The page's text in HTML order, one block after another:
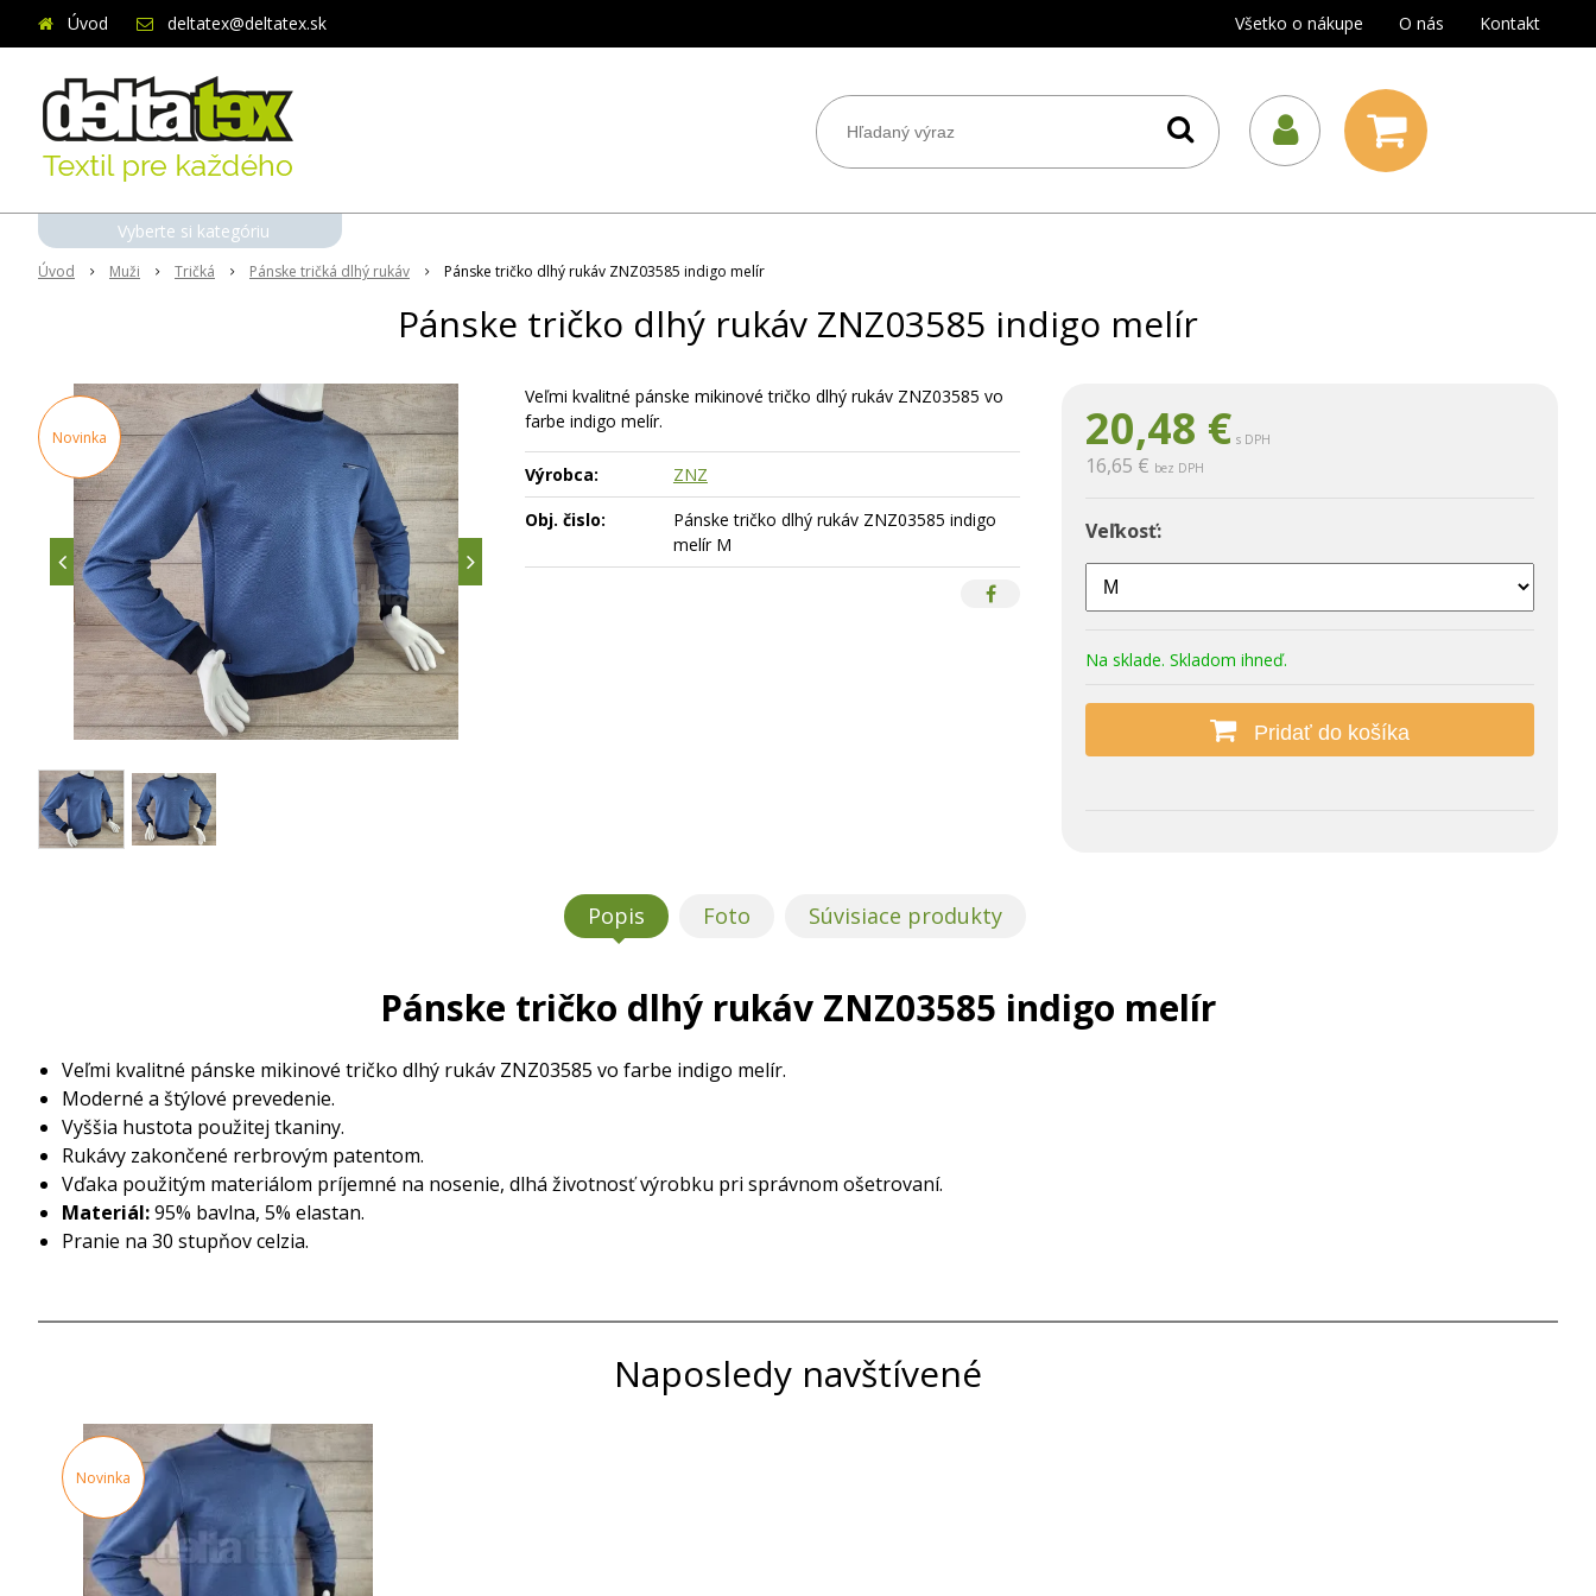
Úvod deltatex@deltatex.sk Všetko o nákupe O nás Kontakt
Úvod Muži Tričká Pánske tričká dlhý rukáv Pánske tričko dlhý rukáv ZNZ03585 indigo melír
Pánske tričko dlhý rukáv ZNZ03585 indigo melír
Novinka 20,48 € s DPH
16,65 € bez DPH
Veľkosť:
Na sklade. Skladom ihneď.
Pridať do košíka
Veľmi kvalitné pánske mikinové tričko dlhý rukáv ZNZ03585 vo
farbe indigo melír.
Výrobca:
ZNZ
Obj. čislo:
Pánske tričko dlhý rukáv ZNZ03585 indigo
melír M
Popis Foto Súvisiace produkty
Pánske tričko dlhý rukáv ZNZ03585 indigo melír
Veľmi kvalitné pánske mikinové tričko dlhý rukáv ZNZ03585 vo farbe indigo melír.
Moderné a štýlové prevedenie.
Vyššia hustota použitej tkaniny.
Rukávy zakončené rerbrovým patentom.
Vďaka použitým materiálom príjemné na nosenie, dlhá životnosť výrobku pri správnom ošetrovaní.
Materiál:95% bavlna, 5% elastan.
Pranie na 30 stupňov celzia.
Naposledy navštívené
Novinka
Vyberte si kategóriu